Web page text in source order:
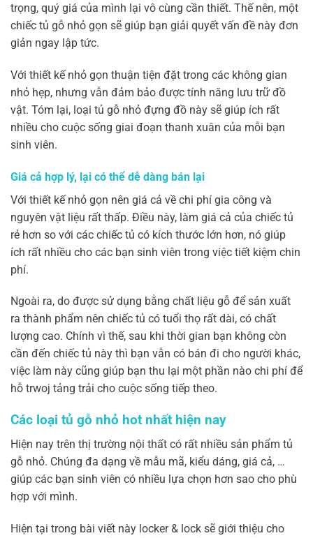
trọng, quý giá của mình lại vô cùng cần thiết. Thế nên, một
chiếc tủ gỗ nhỏ gọn sẽ giúp bạn giải quyết vấn đề này đơn
giản ngay lập tức.
Với thiết kế nhỏ gọn thuận tiện đặt trong các không gian
nhỏ hẹp, nhưng vẫn đảm bảo được tính năng lưu trữ đồ
vật. Tóm lại, loại tủ gỗ nhỏ đựng đồ này sẽ giúp ích rất
nhiều cho cuộc sống giai đoạn thanh xuân của mỗi bạn
sinh viên.
Giá cả hợp lý, lại có thể dễ dàng bán lại
Với thiết kế nhỏ gọn nên giá cả về chi phí gia công và
nguyên vật liệu rất thấp. Điều này, làm giá cả của chiếc tủ
rẻ hơn so với các chiếc tủ có kích thước lớn hơn, nó giúp
ích rất nhiều cho các bạn sinh viên trong việc tiết kiệm chin
phí.
Ngoài ra, do được sử dụng bằng chất liệu gỗ để sản xuất
ra thành phẩm nên chiếc tủ có tuổi thọ rất dài, có chất
lượng cao. Chính vì thế, sau khi thời gian bạn không còn
cần đến chiếc tủ này thì bạn vẫn có bán đi cho người khác,
việc làm này cũng giúp bạn thu lại một phần nào chi phí để
hỗ trwoj tảng trải cho cuộc sống tiếp theo.
Các loại tủ gỗ nhỏ hot nhất hiện nay
Hiện nay trên thị trường nội thất có rất nhiều sản phẩm tủ
gỗ nhỏ. Chúng đa dạng về mẫu mã, kiểu dáng, giá cả, …
giúp các bạn sinh viên có nhiều lựa chọn hơn sao cho phù
hợp với mình.
Hiện tại trong bài viết này locker & lock sẽ giới thiệu cho